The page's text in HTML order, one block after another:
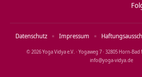
© 2026 Yoga Vidya e.V. · Yogaweg 7 · 32805 Horn‑Bad
info@yoga‑vidya.de
Datenschutz Impressum